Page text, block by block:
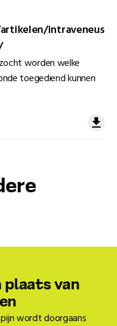
intraveneus-
worden welke
toegediend kunnen
plaats van
wordt doorgaans